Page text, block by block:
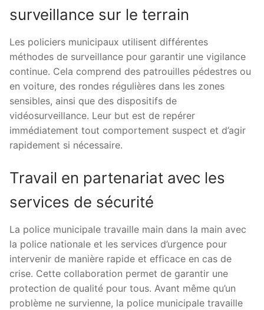
surveillance sur le terrain
Les policiers municipaux utilisent différentes
méthodes de surveillance pour garantir une vigilance
continue. Cela comprend des patrouilles pédestres ou
en voiture, des rondes régulières dans les zones
sensibles, ainsi que des dispositifs de
vidéosurveillance. Leur but est de repérer
immédiatement tout comportement suspect et d’agir
rapidement si nécessaire.
Travail en partenariat avec les
services de sécurité
La police municipale travaille main dans la main avec
la police nationale et les services d’urgence pour
intervenir de manière rapide et efficace en cas de
crise. Cette collaboration permet de garantir une
protection de qualité pour tous. Avant même qu’un
problème ne survienne, la police municipale travaille